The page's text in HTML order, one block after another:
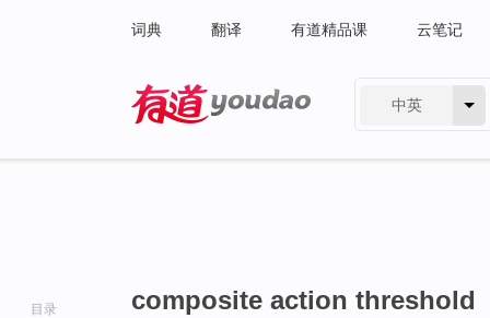
词典 翻译 有道精品课 云笔记
中英
目录 composite action threshold